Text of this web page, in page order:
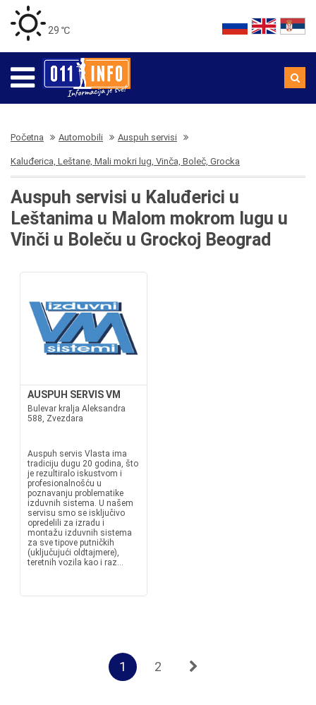
29 ℃
Početna Automobili Auspuh servisi
Kaluđerica, Leštane, Mali mokri lug, Vinča, Boleč, Grocka
Auspuh servisi u Kaluđerici u
Leštanima u Malom mokrom lugu u
Vinči u Boleču u Grockoj Beograd
AUSPUH SERVIS VM
Bulevar kralja Aleksandra
588, Zvezdara
Auspuh servis Vlasta ima
tradiciju dugu 20 godina, što
je rezultiralo iskustvom i
profesionalnošću u
poznavanju problematike
izduvnih sistema. U našem
servisu smo se isključivo
opredelili za izradu i
montažu izduvnih sistema
za sve tipove putničkih
(uključujući oldtajmere),
teretnih vozila kao i raz...
1 2